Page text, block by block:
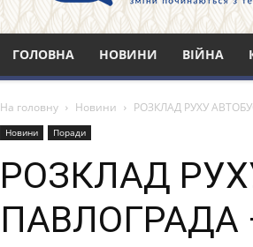
ГОЛОВНА НОВИНИ ВІЙНА
На головну Новини РОЗКЛАД РУХУ
Новини Поради
РОЗКЛАД
ПАВЛОГРАДА